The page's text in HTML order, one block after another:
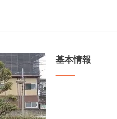
基本情報